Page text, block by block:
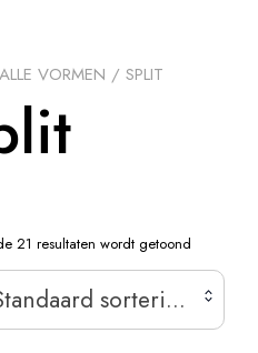
ALLE VORMEN / SPLIT
21 resultaten wordt getoond
Standaard sortering